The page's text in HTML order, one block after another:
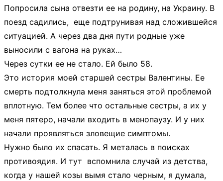
Попросила сына отвезти ее на родину, на Украину. В
поезд садились, еще подтрунивая над сложившейся
ситуацией. А через два дня пути родные уже
выносили с вагона на руках…
Через сутки ее не стало. Ей было 58.
Это история моей старшей сестры Валентины. Ее
смерть подтолкнула меня заняться этой проблемой
вплотную. Тем более что остальные сестры, а их у
меня пятеро, начали входить в менопаузу. И у них
начали проявляться зловещие симптомы.
Нужно было их спасать. Я металась в поисках
противоядия. И тут вспомнила случай из детства,
когда у нашей козы вымя стало черным, я думала,